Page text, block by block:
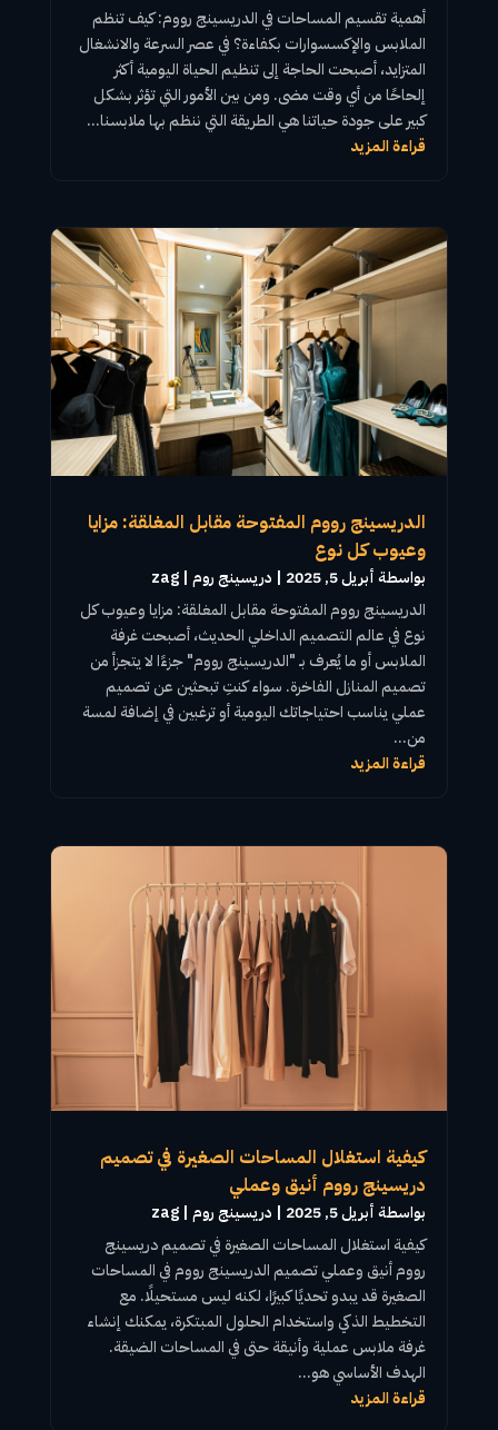
أهميةتقسيم المساحات في الدريسينج رووم: كيف تنظم
الملابس والإكسسوارات بكفاءة؟ في عصر السرعة والانشغال
المتزايد، أصبحت الحاجة إلى تنظيم الحياة اليومية أكثر
إلحاحًا من أي وقت مضى. ومن بين الأمور التي تؤثر بشكل
كبير على جودة حياتنا هي الطريقة التي ننظم بها ملابسنا...
قراءة المزيد
الدريسينج رووم المفتوحة مقابل المغلقة: مزايا
وعيوب كل نوع
بواسطة ‪ zag أبريل 5, 2025 | دريسينج روم
الدريسينج روومالمفتوحة مقابل المغلقة: مزايا وعيوب كل
نوع في عالم التصميم الداخلي الحديث، أصبحتغرفة
الملابسأو ما يُعرف بـ "الدريسينج رووم" جزءًا لا يتجزأ من
تصميم المنازل الفاخرة. سواء كنتِ تبحثين عن تصميم
عملي يناسب احتياجاتك اليومية أو ترغبين في إضافة لمسة
من...
قراءة المزيد
كيفية استغلال المساحات الصغيرة في تصميم
دريسينج رووم أنيق وعملي
بواسطة ‪ zag أبريل 5, 2025 | دريسينج روم
كيفية استغلال المساحات الصغيرة في تصميمدريسينج
روومأنيق وعمليتصميم الدريسينج روومفي المساحات
الصغيرة قد يبدو تحديًا كبيرًا، لكنه ليس مستحيلًا. مع
التخطيط الذكي واستخدام الحلول المبتكرة، يمكنك إنشاء
غرفة ملابس عملية وأنيقة حتى في المساحات الضيقة.
الهدف الأساسي هو...
قراءة المزيد